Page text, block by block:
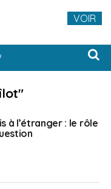
à l’étranger : le rôle
VOIR